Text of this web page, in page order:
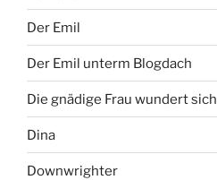
Der Emil
Der Emil unterm Blogdach
Die gnädige Frau wundert sich
Dina
Downwrighter